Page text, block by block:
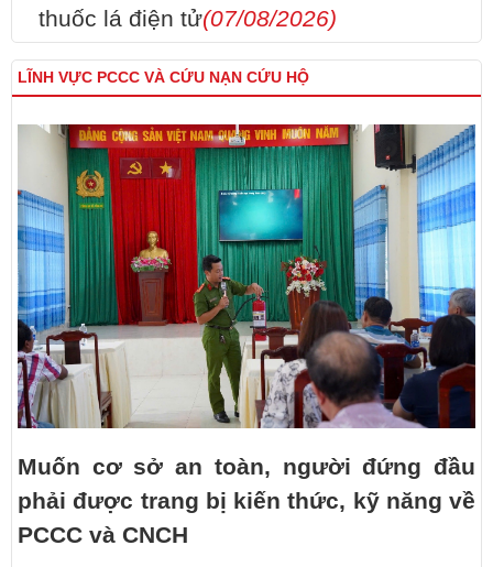
thuốc lá điện tử(07/08/2026)
LĨNH VỰC PCCC VÀ CỨU NẠN CỨU HỘ
Muốn cơ sở an toàn, người đứng đầu
phải được trang bị kiến thức, kỹ năng về
PCCC và CNCH